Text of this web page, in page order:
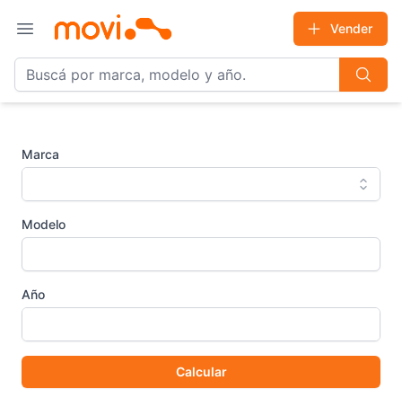
Open main menu
Vender
Marca
Modelo
Año
Calcular